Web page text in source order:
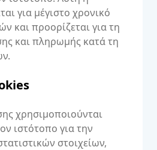
για μέγιστο χρονικό
και προορίζεται για τη
και πληρωμής κατά τη
χρησιμοποιούνται
ιστότοπο για την
στοιχείων,